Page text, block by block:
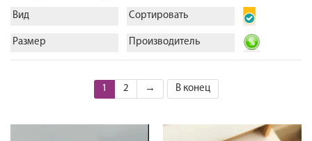
Вид Сортировать
Размер Производитель
1 2 → В конец